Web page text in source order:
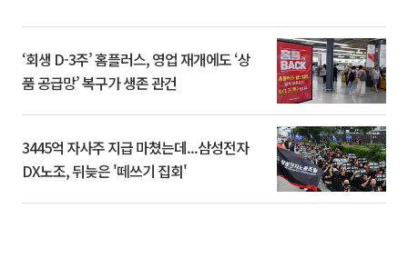
‘회생 D-3주’ 홈플러스, 영업 재개에도 ‘상
품 공급망’ 복구가 생존 관건
3445억 자사주 지급 마쳤는데...삼성전자
DX노조, 뒤늦은 '떼쓰기 집회'